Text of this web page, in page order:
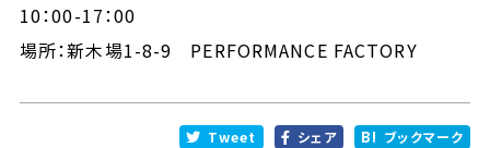
10：00-17：00
場所：新木場1-8-9 PERFORMANCE FACTORY
Tweet シェア ブックマーク